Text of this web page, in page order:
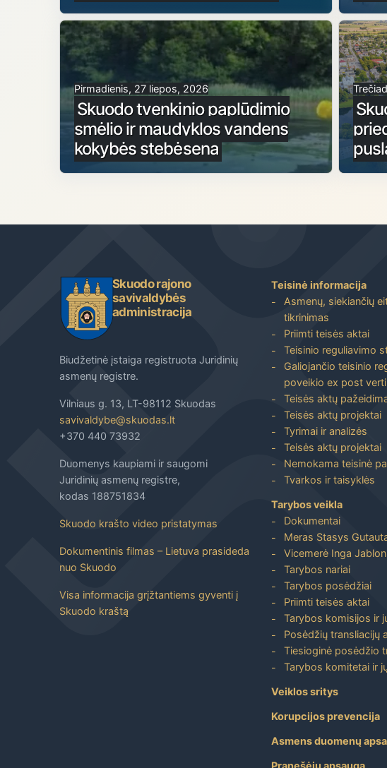
Pirmadienis, 27 liepos, 2026
Skuodo tvenkinio paplūdimio
smėlio ir maudyklos vandens
kokybės stebėsena
Skuodo rajono
savivaldybės
administracija
Biudžetinė įstaiga registruota Juridinių
asmenų registre.
Vilniaus g. 13, LT-98112 Skuodas
savivaldybe@skuodas.lt
+370 440 73932
Duomenys kaupiami ir saugomi
Juridinių asmenų registre,
kodas 188751834
Skuodo krašto video pristatymas
Dokumentinis filmas – Lietuva prasideda
nuo Skuodo
Visa informacija grįžtantiems gyventi į
Skuodo kraštą
Teisinė informacija
Asmenų, siekiančių
tikrinimas
Priimti teisės aktai
Teisinio reguliavimo
Galiojančio teisinio
poveikio ex post
Teisės aktų
Teisės aktų projektai
Tyrimai ir analizės
Teisės aktų projektai
Nemokama teisinė
Tvarkos ir taisyklės
Tarybos veikla
Dokumentai
Meras Stasys
Vicemerė Inga
Tarybos nariai
Tarybos posėdžiai
Priimti teisės aktai
Tarybos komisijos ir
Posėdžių transliacijų
Tiesioginė posėdžio
Tarybos komitetai ir
Veiklos sritys
Korupcijos prevencija
Asmens duomenų
Pranešėjų apsauga